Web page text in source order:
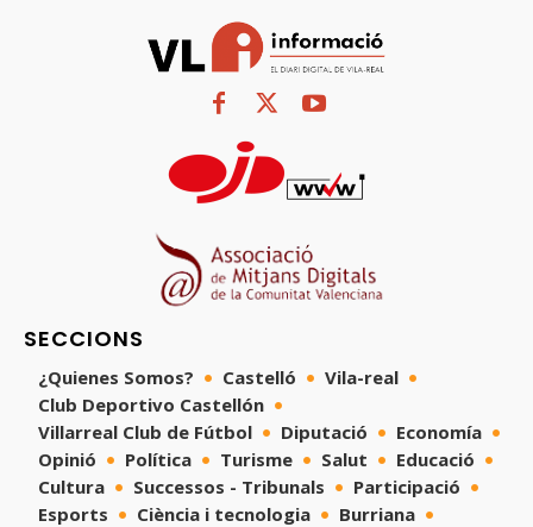
SECCIONS
¿Quienes Somos? Castelló
Vila-real
Club Deportivo Castellón
Villarreal Club de Fútbol
Diputació
Economía
Opinió
Política Turisme Salut
Educació
Cultura
Successos - Tribunals
Participació
Esports
Ciència i tecnologia
Burriana